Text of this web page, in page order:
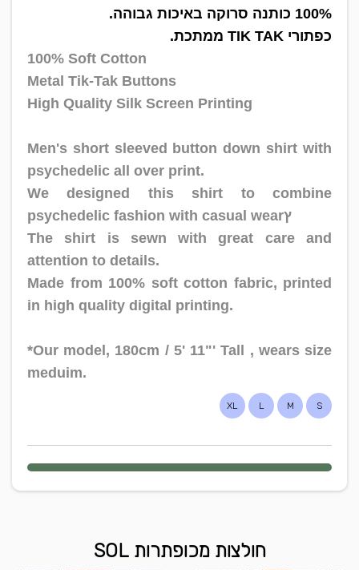
100% כותנה סרוקה באיכות גבוהה.
כפתורי TIK TAK ממתכת.
100% Soft Cotton
Metal Tik-Tak Buttons
High Quality Silk Screen Printing
Men's short sleeved button down shirt with
psychedelic all over print.
We designed this shirt to combine
psychedelic fashion with casual wearץ
The shirt is sewn with great care and
attention to details.
Made from 100% soft cotton fabric, printed
in high quality digital printing.
*Our model, 180cm / 5' 11"' Tall , wears size
meduim.
S
M
L
XL
חולצות מכופתרות SOL